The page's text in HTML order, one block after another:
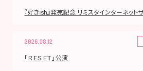
『好きish』発売記念 リミスタインターネット
2026.08.12
「ＲＥＳＥＴ」公演